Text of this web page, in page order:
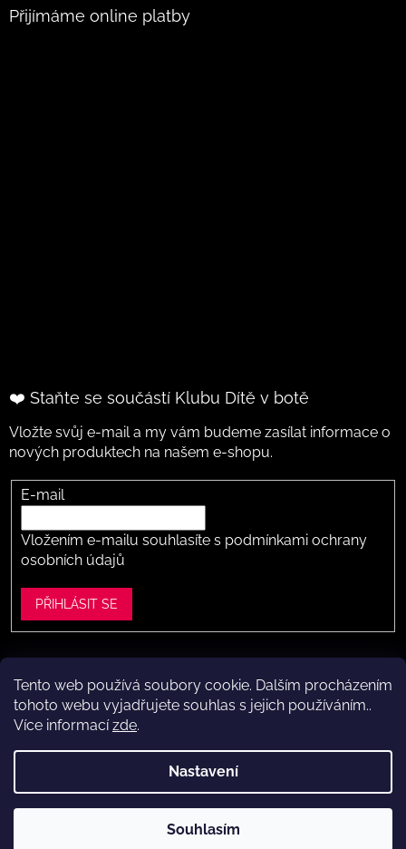
Tento web používá soubory cookie. Dalším procházením
tohoto webu vyjadřujete souhlas s jejich používáním..
Více informacízde.
Nastavení
Souhlasím
Přijímáme online platby
❤️ Staňte se součástí Klubu Dítě v botě
Vložte svůj e-mail a my vám budeme zasílat informace o
nových produktech na našem e-shopu.
E-mail
Vložením e-mailu souhlasíte s podmínkami ochrany
osobních údajů
PŘIHLÁSIT SE
Vytvořil Shoptet
ve Vestci (kousek za Prahou) – nožky změříme a poradíme s